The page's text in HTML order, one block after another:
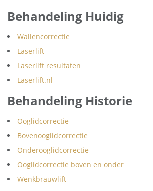
Behandeling Huidig
Wallencorrectie
Laserlift
Laserlift resultaten
Laserlift.nl
Behandeling Historie
Ooglidcorrectie
Bovenooglidcorrectie
Onderooglidcorrectie
Ooglidcorrectie boven en onder
Wenkbrauwlift